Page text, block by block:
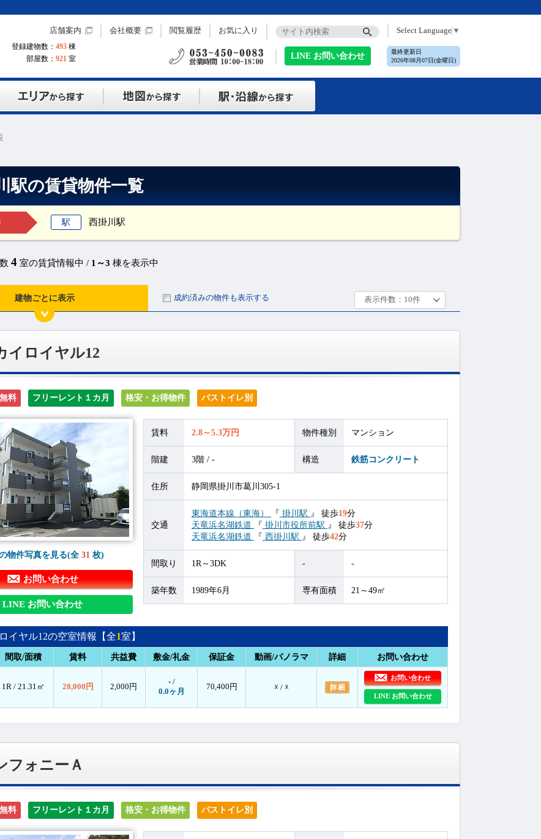
登録建物数： 493 棟
部屋数： 921 室
店舗案内 会社概要 閲覧履歴 お気に入り Select Language ▼
LINE お問い合わせ
最終更新日
2026年08月07日(金曜日)
駅の賃貸物件一覧
駅 西掛川駅
4 室の賃貸情報中 / 1～3 棟を表示中
建物ごとに表示 成約済みの物件も表示する
イロイヤル12
料 フリーレント１カ月 格安・お得物件 バストイレ別
物件写真を見る(全 31枚)
お問い合わせ
LINE お問い合わせ
賃料 2.8～5.3万円 物件種別 マンション
階建 3階 / - 構造 鉄筋コンクリート
住所 静岡県掛川市葛川305-1
交通
東海道本線（東海） 『 掛川駅 』 徒歩19分
天竜浜名湖鉄道
『 掛川市役所前駅 』 徒歩37分
天竜浜名湖鉄道
『 西掛川駅 』 徒歩42分
間取り 1R～3DK - -
築年数 1989年6月 専有面積 21～49㎡
イヤル12の空室情報【全1室】
間取/面積 賃料 共益費 敷金/礼金 保証金 動画/パノラマ 詳細 お問い合わせ
1R / 21.31㎡ 28,000円 2,000円
- /
0.0ヶ月
70,400円 ☓ / ☓
お問い合わせ
LINE お問い合わせ
フォニーＡ
料 フリーレント１カ月 格安・お得物件 バストイレ別